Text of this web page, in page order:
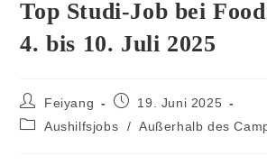
Top Studi-Job bei
4. bis 10. Juli 2025
Feiyang
19. Juni 2025
Aushilfsjobs
/ Außerhalb des